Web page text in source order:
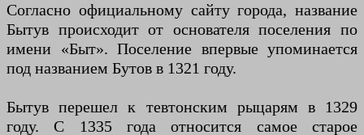
Согласно официальному сайту города, название
Бытув происходит от основателя поселения по
имени «Быт». Поселение впервые упоминается
под названием Бутов в 1321 году.
Бытув перешел к тевтонским рыцарям в 1329
году. С 1335 года относится самое старое